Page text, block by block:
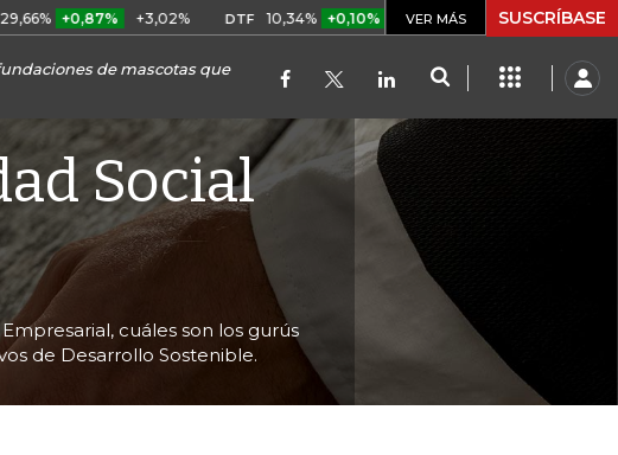
+3,02% DTF 10,34% +0,10% +0,98% UVR $ 416,86 +$ 0,05
VER MÁS SUSCRÍBASE
de mascotas que
Social
cuáles son los gurús
de Desarrollo Sostenible.